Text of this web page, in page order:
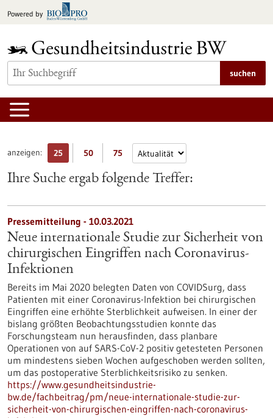
Inhalt
Powered by
suchen
anzeigen: 25 50 75
Ihre Suche ergab folgende Treffer:
Pressemitteilung - 10.03.2021
Neue internationale Studie zur Sicherheit von
chirurgischen Eingriffen nach Coronavirus-
Infektionen
Bereits im Mai 2020 belegten Daten von COVIDSurg, dass
Patienten mit einer Coronavirus-Infektion bei chirurgischen
Eingriffen eine erhöhte Sterblichkeit aufweisen. In einer der
bislang größten Beobachtungsstudien konnte das
Forschungsteam nun herausfinden, dass planbare
Operationen von auf SARS-CoV-2 positiv getesteten Personen
um mindestens sieben Wochen aufgeschoben werden sollten,
um das postoperative Sterblichkeitsrisiko zu senken.
https://www.gesundheitsindustrie-
bw.de/fachbeitrag/pm/neue-internationale-studie-zur-
sicherheit-von-chirurgischen-eingriffen-nach-coronavirus-